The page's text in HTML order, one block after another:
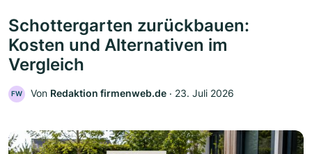
Schottergarten zurückbauen:
Kosten und Alternativen im
Vergleich
FW Von Redaktion firmenweb.de ‧ 23. Juli 2026